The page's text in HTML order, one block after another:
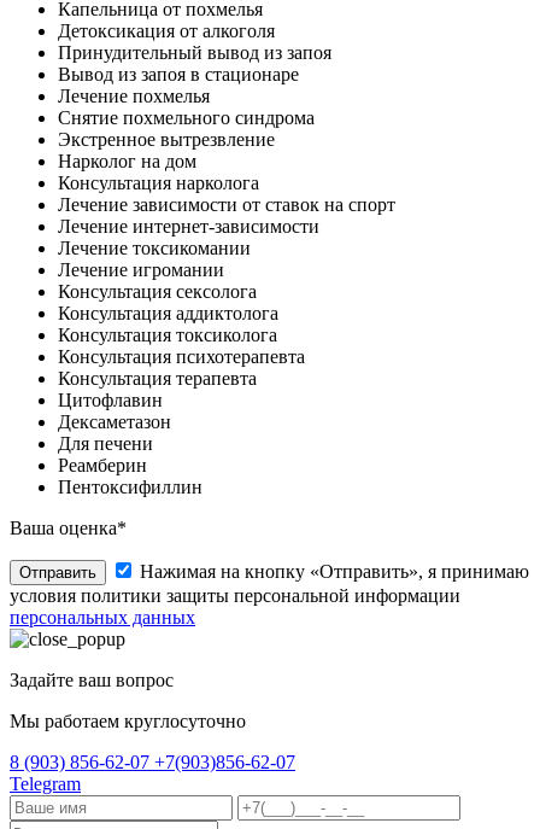
Капельница от похмелья
Детоксикация от алкоголя
Принудительный вывод из запоя
Вывод из запоя в стационаре
Лечение похмелья
Снятие похмельного синдрома
Экстренное вытрезвление
Нарколог на дом
Консультация нарколога
Лечение зависимости от ставок на спорт
Лечение интернет-зависимости
Лечение токсикомании
Лечение игромании
Консультация сексолога
Консультация аддиктолога
Консультация токсиколога
Консультация психотерапевта
Консультация терапевта
Цитофлавин
Дексаметазон
Для печени
Реамберин
Пентоксифиллин
Ваша оценка*
Отправить
Нажимая на кнопку «Отправить», я принимаю
условия политики защиты персональной информации
персональных данных
Задайте ваш вопрос
Мы работаем круглосуточно
8 (903) 856-62-07 +7(903)856-62-07
Telegram